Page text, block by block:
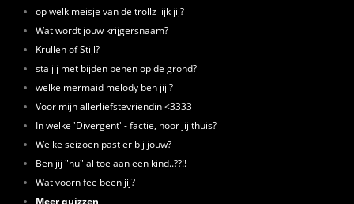
op welk meisje van de trollz lijk jij?
Wat wordt jouw krijgersnaam?
Krullen of Stijl?
sta jij met bijden benen op de grond?
welke mermaid melody ben jij ?
Voor mijn allerliefstevriendin <3333
In welke 'Divergent' - factie, hoor jij thuis?
Welke seizoen past er bij jouw?
Ben jij "nu" al toe aan een kind..??!!
Wat voorn fee been jij?
Meer quizzen